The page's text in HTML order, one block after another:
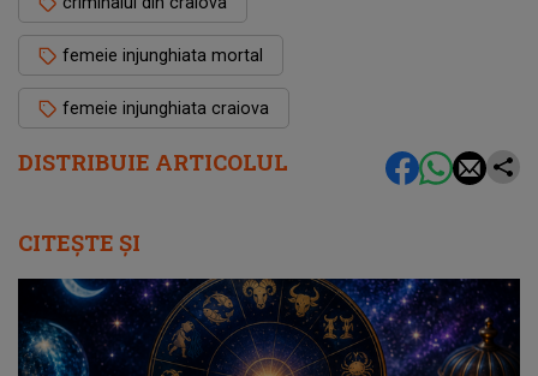
DISTRIBUIE ARTICOLUL
femeie injunghiata mortal
femeie injunghiata craiova
CITEȘTE ȘI